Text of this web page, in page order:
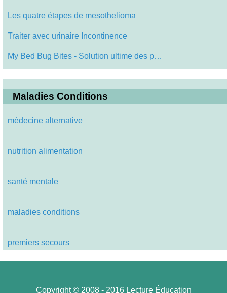
Les quatre étapes de mesothelioma
Traiter avec urinaire Incontinence
My Bed Bug Bites - Solution ultime des p…
Maladies Conditions
médecine alternative
nutrition alimentation
santé mentale
maladies conditions
premiers secours
Copyright © 2008 - 2016 Lecture Éducation